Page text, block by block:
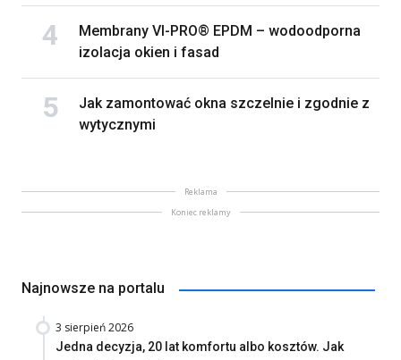
Membrany VI-PRO® EPDM – wodoodporna
izolacja okien i fasad
Jak zamontować okna szczelnie i zgodnie z
wytycznymi
Reklama
Koniec reklamy
Najnowsze na portalu
3 sierpień 2026
Jedna decyzja, 20 lat komfortu albo kosztów. Jak